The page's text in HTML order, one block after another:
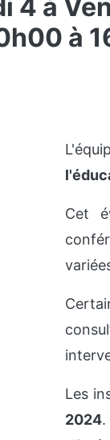
4 à
à
Cet
Les
2024